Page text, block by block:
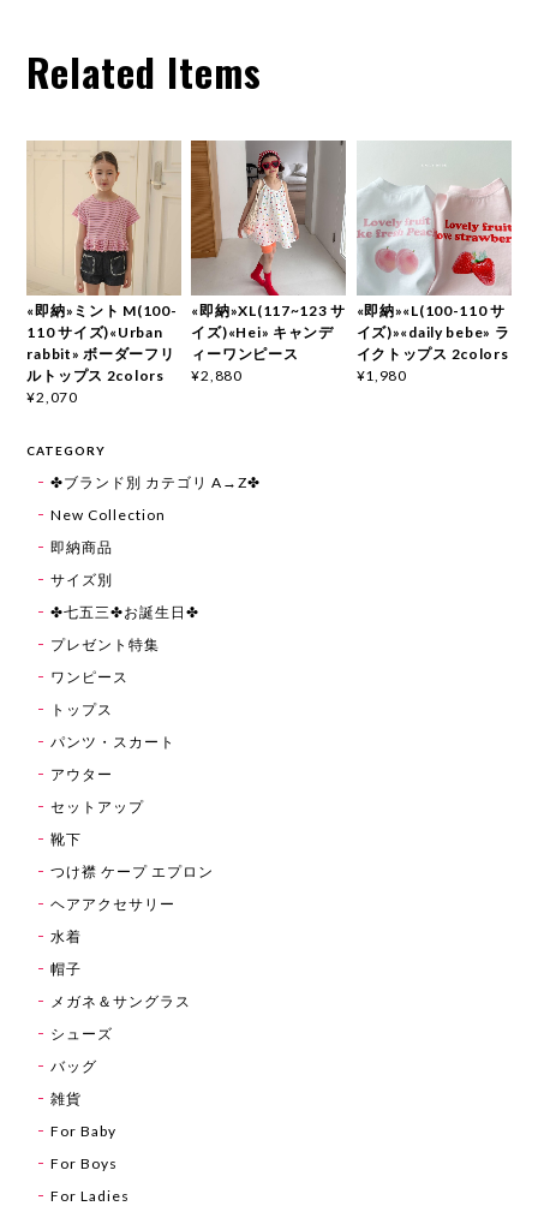
Related Items
«即納»ミント M(100-
110 サイズ)«Urban
rabbit» ボーダーフリ
ルトップス 2colors
¥2,070
«即納»XL(117~123 サ
イズ)«Hei» キャンデ
ィーワンピース
¥2,880
«即納»«L(100-110 サ
イズ)»«daily bebe» ラ
イクトップス 2colors
¥1,980
CATEGORY
✤ブランド別 カテゴリ A→Z✤
New Collection
即納商品
サイズ別
✤七五三✤お誕生日✤
プレゼント特集
ワンピース
トップス
パンツ・スカート
アウター
セットアップ
靴下
つけ襟 ケープ エプロン
ヘアアクセサリー
水着
帽子
メガネ＆サングラス
シューズ
バッグ
雑貨
For Baby
For Boys
For Ladies